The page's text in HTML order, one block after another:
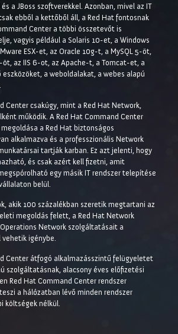
a JBoss szoftverekkel. Azonban, mivel az IT
ebből a kettőből áll, a Red Hat fontosnak
Center a többi összetevőt is
vagyis például a Solaris 10-et, a Windows
ESX-et, az Oracle 10g-t, a MySQL 5-öt,
öt, az IIS 6-ot, az Apache-t, a Tomcat-et, a
a weboldalakat, a webes alapú
Center csakúgy, mint a Red Hat Network,
működik. A Red Hat Command Center
a Red Hat biztonságos
alkalmazva és a professzionális Network
tartják karban. Ez azt jelenti, hogy
és csak azért kell fizetni, amit
egy másik IT rendszer telepítése
belül.
akik 100 százalékban szeretik megtartani az
megoldás felett, a Red Hat Network
Network szolgáltatásait a
igénybe.
Center átfogó alkalmazásszintű felügyeletet
szolgáltatásnak, alacsony éves előfizetési
Red Hat Command Center rendszer
a hálózatban lévő minden rendszer
költségek nélkül.